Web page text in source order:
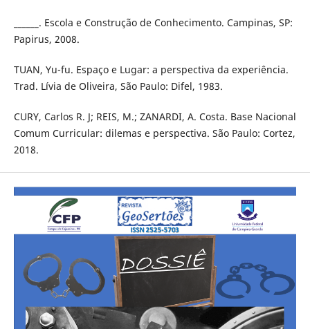
______. Escola e Construção de Conhecimento. Campinas, SP:
Papirus, 2008.
TUAN, Yu-fu. Espaço e Lugar: a perspectiva da experiência.
Trad. Lívia de Oliveira, São Paulo: Difel, 1983.
CURY, Carlos R. J; REIS, M.; ZANARDI, A. Costa. Base Nacional
Comum Curricular: dilemas e perspectiva. São Paulo: Cortez,
2018.